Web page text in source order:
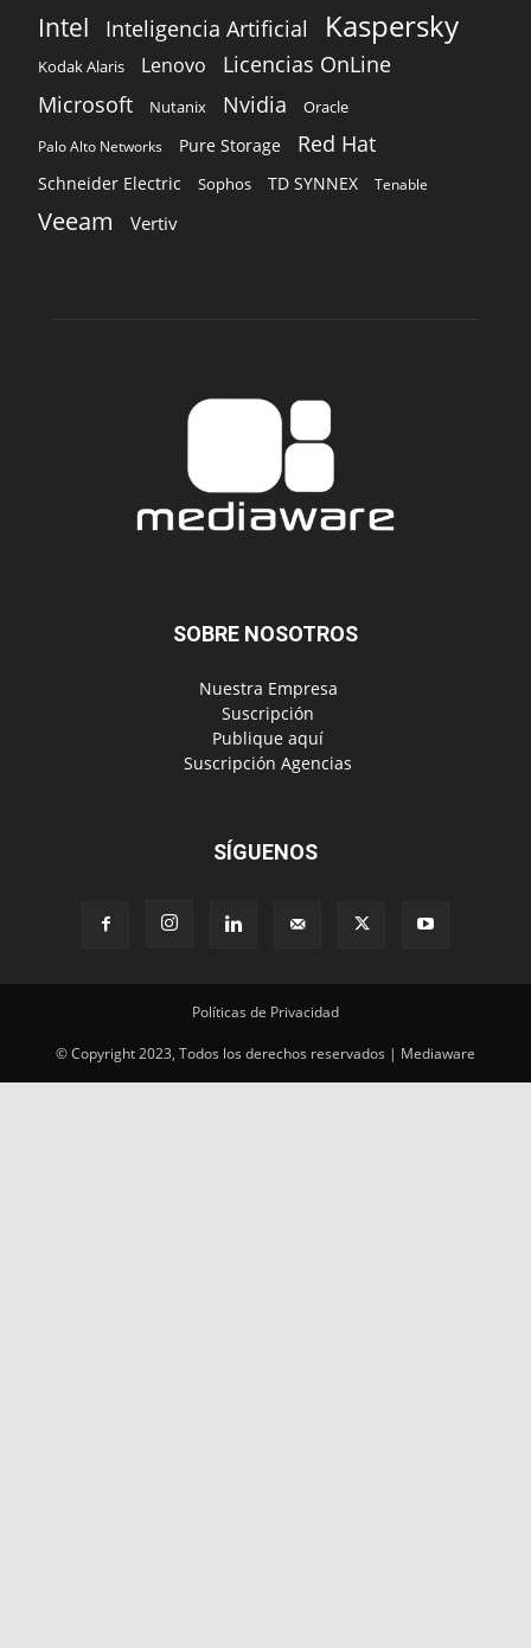
Intel Inteligencia Artificial Kaspersky
Kodak Alaris Lenovo Licencias OnLine
Microsoft Nutanix Nvidia Oracle
Palo Alto Networks Pure Storage Red Hat
Schneider Electric Sophos TD SYNNEX Tenable
Veeam Vertiv
SOBRE NOSOTROS
‎ Nuestra Empresa
‎ Suscripción
‎ Publique aquí
‎ Suscripción Agencias
SÍGUENOS
Políticas de Privacidad
© Copyright 2023, Todos los derechos reservados | Mediaware